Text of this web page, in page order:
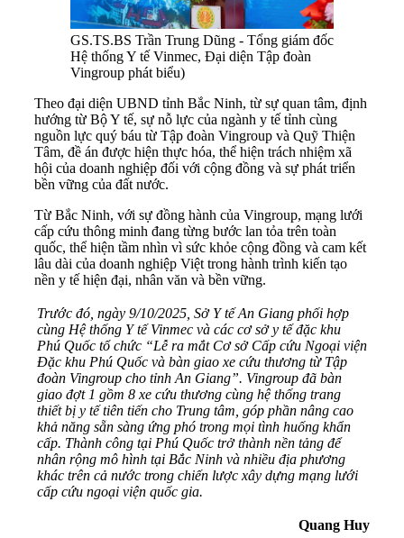
GS.TS.BS Trần Trung Dũng - Tổng giám đốc
Hệ thống Y tế Vinmec, Đại diện Tập đoàn
Vingroup phát biểu)
Theo đại diện UBND tỉnh Bắc Ninh, từ sự quan tâm, định
hướng từ Bộ Y tế, sự nỗ lực của ngành y tế tỉnh cùng
nguồn lực quý báu từ Tập đoàn Vingroup và Quỹ Thiện
Tâm, đề án được hiện thực hóa, thể hiện trách nhiệm xã
hội của doanh nghiệp đối với cộng đồng và sự phát triển
bền vững của đất nước.
Từ Bắc Ninh, với sự đồng hành của Vingroup, mạng lưới
cấp cứu thông minh đang từng bước lan tỏa trên toàn
quốc, thể hiện tầm nhìn vì sức khỏe cộng đồng và cam kết
lâu dài của doanh nghiệp Việt trong hành trình kiến tạo
nền y tế hiện đại, nhân văn và bền vững.
Trước đó, ngày 9/10/2025, Sở Y tế An Giang phối hợp
cùng Hệ thống Y tế Vinmec và các cơ sở y tế đặc khu
Phú Quốc tổ chức “Lễ ra mắt Cơ sở Cấp cứu Ngoại viện
Đặc khu Phú Quốc và bàn giao xe cứu thương từ Tập
đoàn Vingroup cho tỉnh An Giang”. Vingroup đã bàn
giao đợt 1 gồm 8 xe cứu thương cùng hệ thống trang
thiết bị y tế tiên tiến cho Trung tâm, góp phần nâng cao
khả năng sẵn sàng ứng phó trong mọi tình huống khẩn
cấp. Thành công tại Phú Quốc trở thành nền tảng để
nhân rộng mô hình tại Bắc Ninh và nhiều địa phương
khác trên cả nước trong chiến lược xây dựng mạng lưới
cấp cứu ngoại viện quốc gia.
Quang Huy